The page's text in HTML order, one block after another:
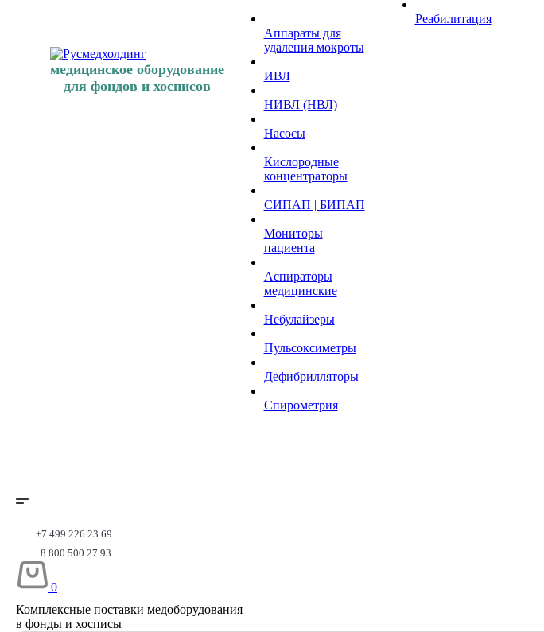
медицинское оборудование
для фондов и хосписов
Аппараты для
удаления мокроты
ИВЛ
НИВЛ (НВЛ)
Насосы
Кислородные
концентраторы
СИПАП | БИПАП
Мониторы
пациента
Аспираторы
медицинские
Небулайзеры
Пульсоксиметры
Дефибрилляторы
Спирометрия
Реабилитация
+7 499 226 23 69
8 800 500 27 93
0
Комплексные поставки медоборудования
в фонды и хосписы